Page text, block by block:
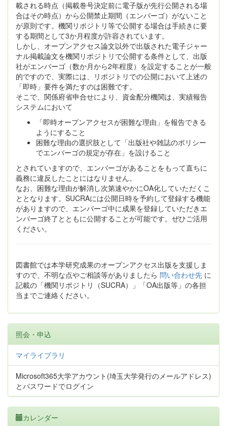
載される時点（掲載巻号決定前に電子版が先行公開される場
合はその時点）から公開禁止期間（エンバーゴ）がないこと
が原則です。機関リポジトリ等で公開する場合は手続きに要
する期間として3か月程度が許容されています。
しかし、オープンアクセス論文以外で出版された電子ジャー
ナル掲載論文を機関リポジトリで公開する条件として、出版
社がエンバーゴ（数か月から2年程度）を設定することが一般
的ですので、実際には、リポジトリでの公開において上述の
「即時」要件を満たすのは困難です。
そこで、関係府省申合せにより、資金配分機関は、実績報告
システムにおいて
「即時オープンアクセスが困難な理由」を報告できる
ようにすること
困難な理由の選択肢として「出版社や雑誌のポリシー
でエンバーゴの規定が存在」を設けること
とされていますので、エンバーゴがあることをもって直ちに
義務に違反したことにはなりません。
なお、困難な理由が解消し次第速やかにOA化していただくこ
ととなります。SUCRAには公開日時を予約して登録する機能
がありますので、エンバーゴ中に成果を登録していただきエ
ンバーゴ終了とともに公開することが可能です。ぜひご活用
ください。
図書館では本学研究成果のオープンアクセス出版を支援しま
すので、不明な点やご相談等がありましたら 問い合わせ先 に
記載の「機関リポジトリ（SUCRA）」「OA出版等」の各担
当までご連絡ください。
照会・申込
マイライブラリ
Microsoft365大学アカウント(埼玉大学発行のメールアドレス)
とパスワードでログイン
カレンダー